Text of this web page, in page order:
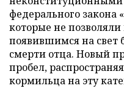
федерального закона
которые не
появившимся на свет
смерти отца. Новый
пробел,
кормильца на эту